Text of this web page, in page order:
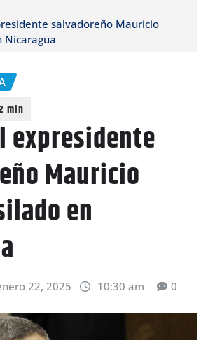
salvadoreño Mauricio
Nicaragua
expresidente
Mauricio
en
22, 2025 10:30 am 0